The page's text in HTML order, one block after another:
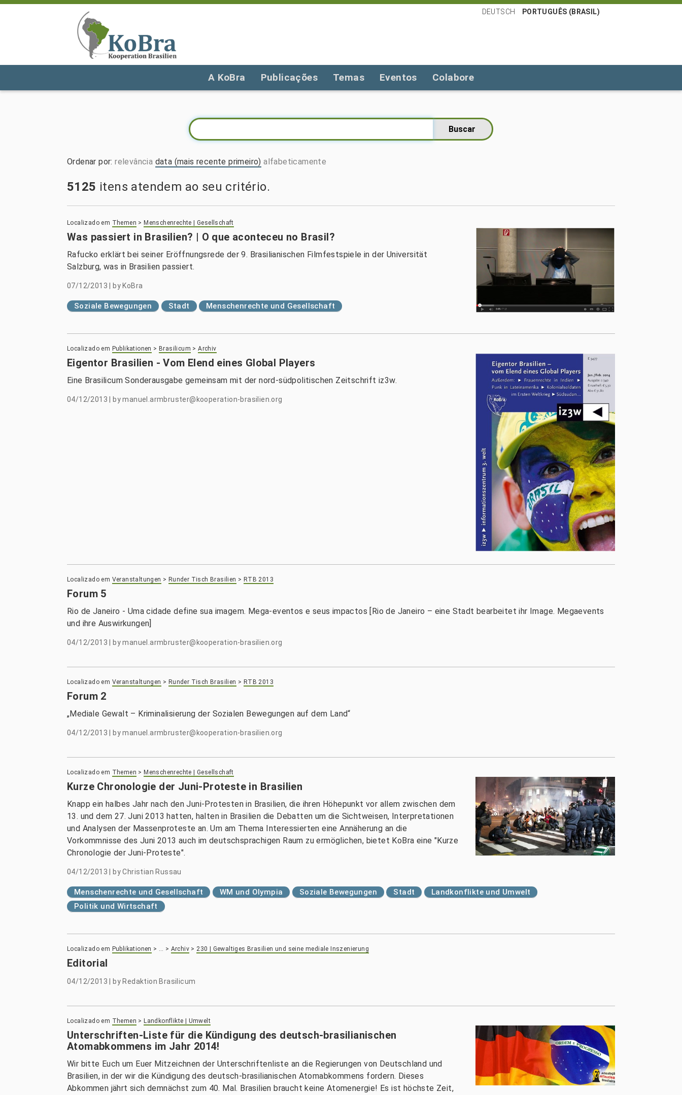
DEUTSCH PORTUGUÊS (BRASIL)
A KoBra Publicações Temas Eventos Colabore
Ordenar por:relevância data (mais recente primeiro) alfabeticamente
5125 itens atendem ao seu critério.
Localizado em Themen > Menschenrechte | Gesellschaft
Was passiert in Brasilien? | O que aconteceu no Brasil?
Rafucko erklärt bei seiner Eröffnungsrede der 9. Brasilianischen Filmfestspiele in der Universität
Salzburg, was in Brasilien passiert.
07/12/2013 by KoBra
Soziale Bewegungen Stadt Menschenrechte und Gesellschaft
Localizado em Publikationen > Brasilicum >Archiv
Eigentor Brasilien - Vom Elend eines Global Players
Eine Brasilicum Sonderausgabe gemeinsam mit der nord-südpolitischen Zeitschrift iz3w.
04/12/2013 bymanuel.armbruster@kooperation-brasilien.org
Localizado em Veranstaltungen > Runder Tisch Brasilien > RTB 2013
Forum 5
Rio de Janeiro - Uma cidade define sua imagem. Mega-eventos e seus impactos [Rio de Janeiro – eine Stadt bearbeitet ihr Image. Megaevents
und ihre Auswirkungen]
04/12/2013 bymanuel.armbruster@kooperation-brasilien.org
Localizado em Veranstaltungen > Runder Tisch Brasilien > RTB 2013
Forum 2
„Mediale Gewalt – Kriminalisierung der Sozialen Bewegungen auf dem Land“
04/12/2013 bymanuel.armbruster@kooperation-brasilien.org
Localizado em Themen > Menschenrechte | Gesellschaft
Kurze Chronologie der Juni-Proteste in Brasilien
Knapp ein halbes Jahr nach den Juni-Protesten in Brasilien, die ihren Höhepunkt vor allem zwischen dem
13. und dem 27. Juni 2013 hatten, halten in Brasilien die Debatten um die Sichtweisen, Interpretationen
und Analysen der Massenproteste an. Um am Thema Interessierten eine Annäherung an die
Vorkommnisse des Juni 2013 auch im deutschsprachigen Raum zu ermöglichen, bietet KoBra eine "Kurze
Chronologie der Juni-Proteste".
04/12/2013 byChristian Russau
Menschenrechte und Gesellschaft WM und Olympia Soziale Bewegungen Stadt
Landkonflikte und Umwelt
Politik und Wirtschaft
Localizado em Publikationen > … > Archiv >230 | Gewaltiges Brasilien und seine mediale Inszenierung
Editorial
04/12/2013 by Redaktion Brasilicum
Localizado em Themen > Landkonflikte | Umwelt
Unterschriften-Liste für die Kündigung des deutsch-brasilianischen
Atomabkommens im Jahr 2014!
Wir bitte Euch um Euer Mitzeichnen der Unterschriftenliste an die Regierungen von Deutschland und
Brasilien, in der wir die Kündigung des deutsch-brasilianischen Atomabkommens fordern. Dieses
Abkommen jährt sich demnächst zum 40. Mal. Brasilien braucht keine Atomenergie! Es ist höchste Zeit,